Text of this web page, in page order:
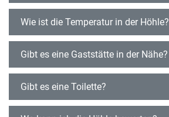
Wie ist die Temperatur in der Höhle?
Gibt es eine Gaststätte in der Nähe?
Gibt es eine Toilette?